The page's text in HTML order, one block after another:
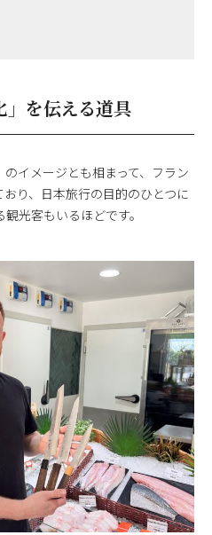
」を伝える道具
イメージとも相まって、フラン
り、日本旅行の目的のひとつに
光客もいるほどです。